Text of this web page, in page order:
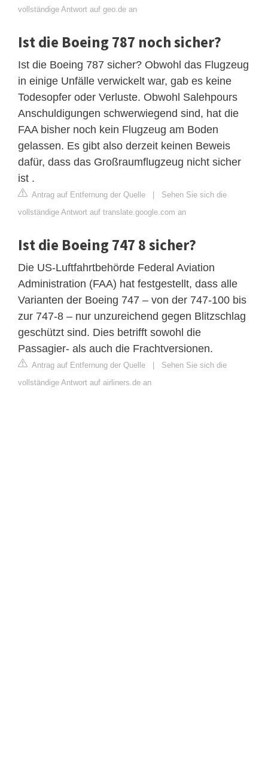
vollständige Antwort auf geo.de an
Ist die Boeing 787 noch sicher?
Ist die Boeing 787 sicher? Obwohl das Flugzeug
in einige Unfälle verwickelt war, gab es keine
Todesopfer oder Verluste. Obwohl Salehpours
Anschuldigungen schwerwiegend sind, hat die
FAA bisher noch kein Flugzeug am Boden
gelassen. Es gibt also derzeit keinen Beweis
dafür, dass das Großraumflugzeug nicht sicher
ist .
Antrag auf Entfernung der Quelle | Sehen Sie sich die
vollständige Antwort auf translate.google.com an
Ist die Boeing 747 8 sicher?
Die US-Luftfahrtbehörde Federal Aviation
Administration (FAA) hat festgestellt, dass alle
Varianten der Boeing 747 – von der 747-100 bis
zur 747-8 – nur unzureichend gegen Blitzschlag
geschützt sind. Dies betrifft sowohl die
Passagier- als auch die Frachtversionen.
Antrag auf Entfernung der Quelle | Sehen Sie sich die
vollständige Antwort auf airliners.de an